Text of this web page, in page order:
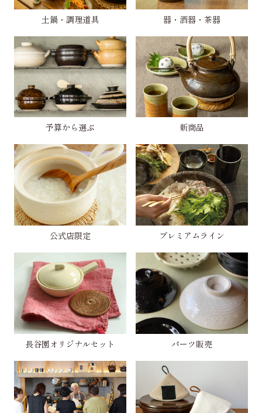
土鍋・調理道具 器・酒器・茶器
予算から選ぶ 新商品
公式店限定 プレミアムライン
長谷園オリジナルセット パーツ販売